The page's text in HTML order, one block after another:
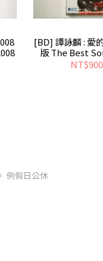
[BD] 譚詠麟 : 愛
版 The Best
NT$900
例假日公休